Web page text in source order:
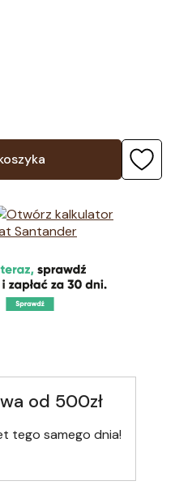
od 500zł
tego samego dnia!